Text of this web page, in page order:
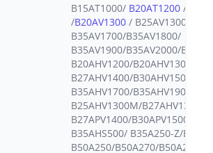
B15AT1000/ B20AT1200 /
/B20AV1300 / B25AV1300/
B35AV1700/B35AV1800/
B35AV1900/B35AV2000/
B20AHV1200/B20AHV1300/
B27AHV1400/B30AHV1500/
B35AHV1700/B35AHV1900/
B25AHV1300M/B27AHV1300M/
B27APV1400/B30APV1500/
B35AHS500/ B35A250-Z/
B50A250/B50A270/B50A290/